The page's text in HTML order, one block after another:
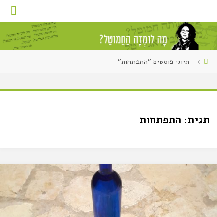
תיוגי פוסטים "התפתחות"
תגית: התפתחות